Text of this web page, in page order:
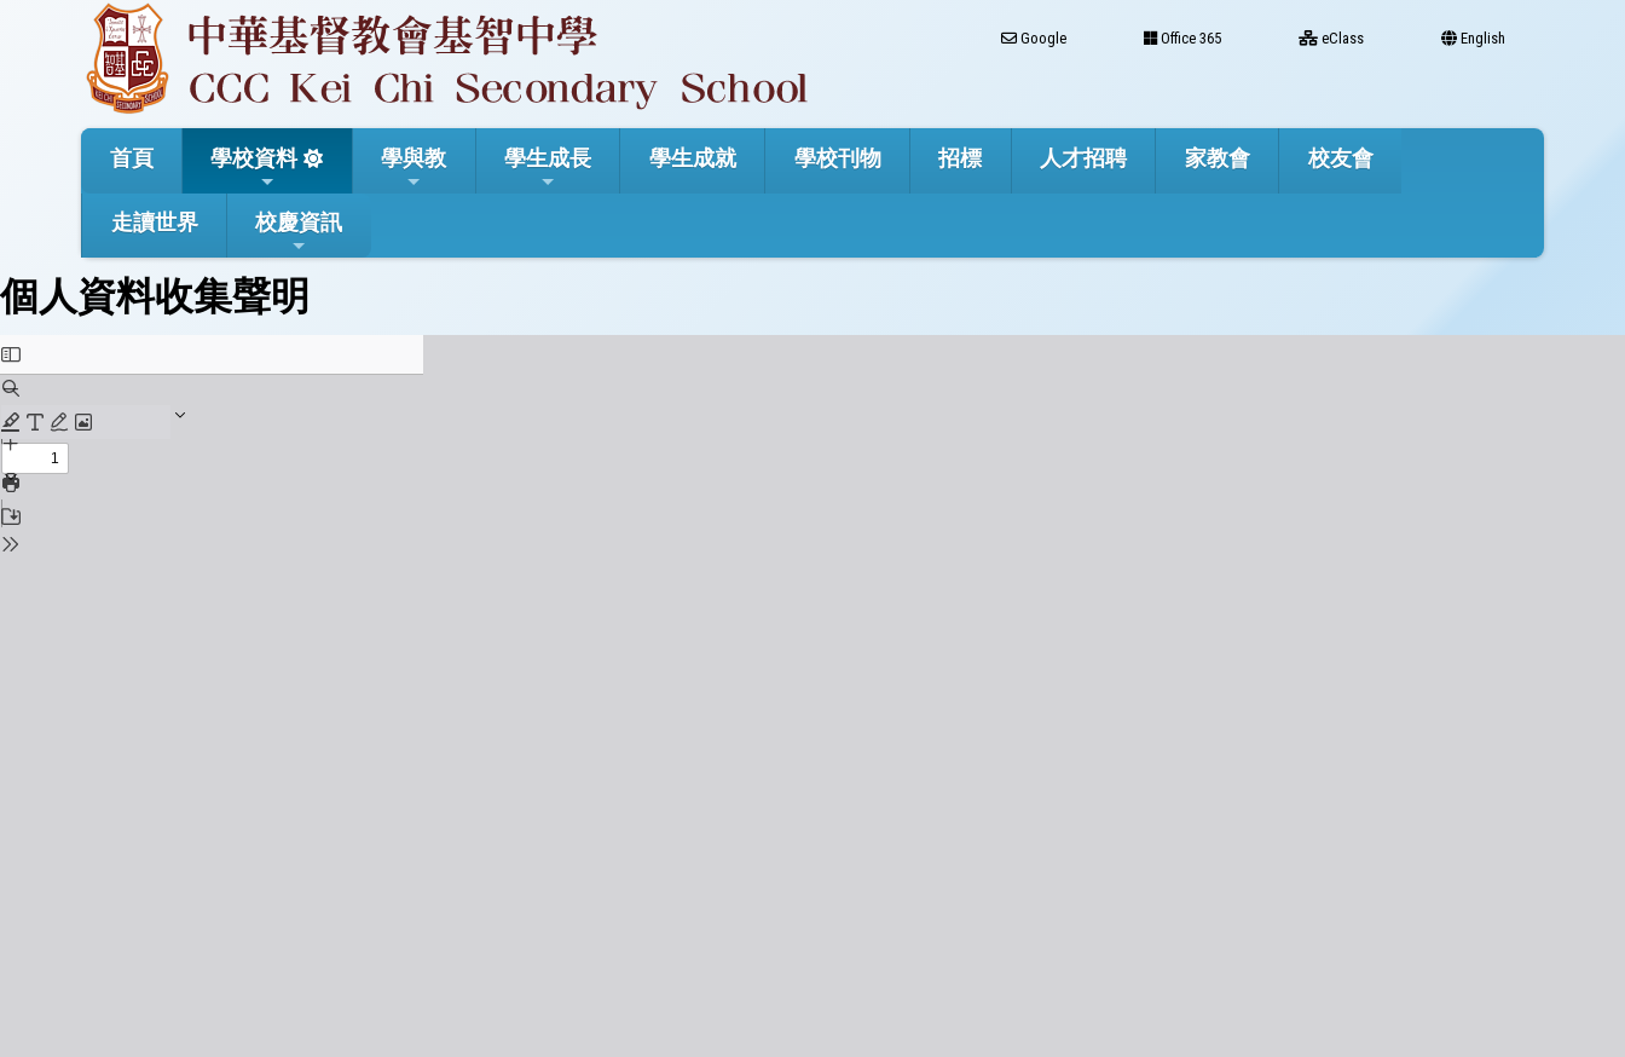
Google Office 365 eClass English
首頁 學校資料 學與教 學生成長 學生成就 學校刊物 招標 人才招聘 家教會 校友會
走讀世界 校慶資訊
個人資料收集聲明